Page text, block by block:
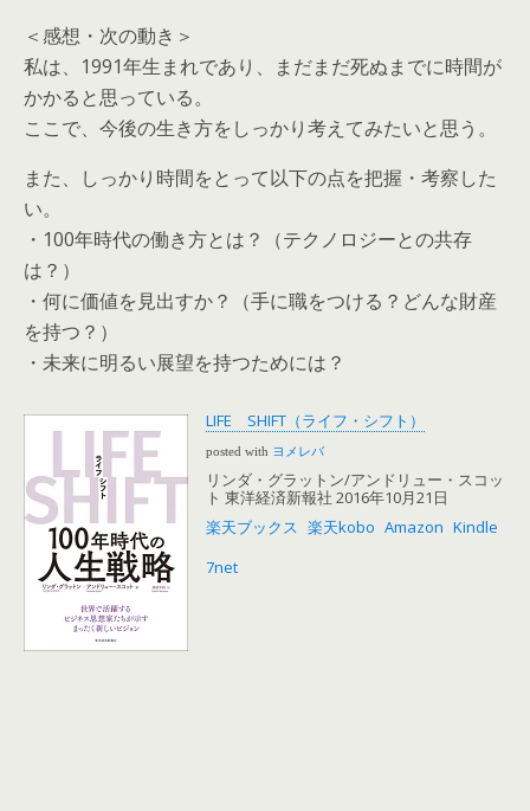
＜感想・次の動き＞
私は、1991年生まれであり、まだまだ死ぬまでに時間が
かかると思っている。
ここで、今後の生き方をしっかり考えてみたいと思う。
また、しっかり時間をとって以下の点を把握・考察した
い。
・100年時代の働き方とは？（テクノロジーとの共存
は？）
・何に価値を見出すか？（手に職をつける？どんな財産
を持つ？）
・未来に明るい展望を持つためには？
LIFE SHIFT（ライフ・シフト）
posted with ヨメレバ
リンダ・グラットン/アンドリュー・スコッ
ト 東洋経済新報社 2016年10月21日
楽天ブックス 楽天kobo Amazon Kindle
7net